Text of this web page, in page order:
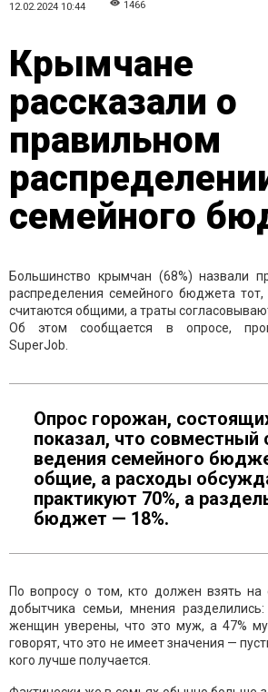
12.02.2024 10:44 1466
Крымчане
рассказали о
правильном
семейного
Большинство крымчан (68%) назвали
распределения семейного бюджета
считаются общими, а траты
Об этом сообщается в опросе,
SuperJob.
Опрос горожан,
показал, что совместный
ведения семейного
общие, а расходы
практикуют 70%, а
бюджет — 18%.
По вопросу о том, кто должен взять на
добытчика семьи, мнения
женщин уверены, что это муж, а 47%
говорят, что это не имеет значения —
кого лучше получается.